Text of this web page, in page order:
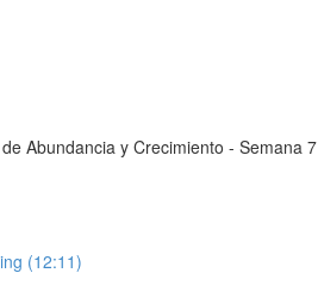
Abundancia y Crecimiento - Semana 7
(12:11)